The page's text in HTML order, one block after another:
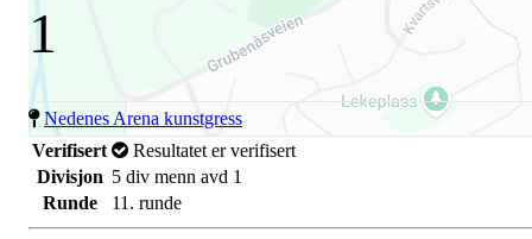
1
Nedenes Arena kunstgress
Verifisert
Resultatet er verifisert
Divisjon 5 div menn avd 1
Runde
11. runde